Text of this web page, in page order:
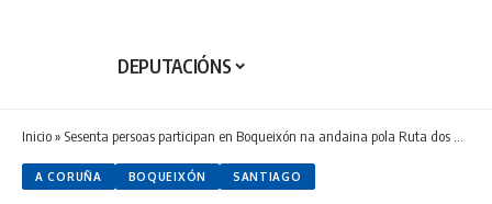
DEPUTACIÓNS
Inicio» Sesenta persoas participan en Boqueixón na andaina pola Ruta dos Pescadores, que abre o programa Goza do Ulla 2026
A CORUÑA BOQUEIXÓN SANTIAGO